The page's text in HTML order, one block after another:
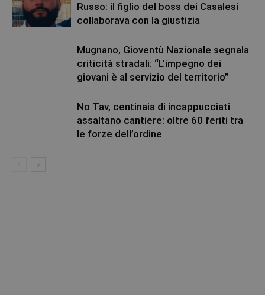
Russo: il figlio del boss dei Casalesi
collaborava con la giustizia
Mugnano, Gioventù Nazionale segnala
criticità stradali: “L’impegno dei
giovani è al servizio del territorio”
No Tav, centinaia di incappucciati
assaltano cantiere: oltre 60 feriti tra
le forze dell’ordine